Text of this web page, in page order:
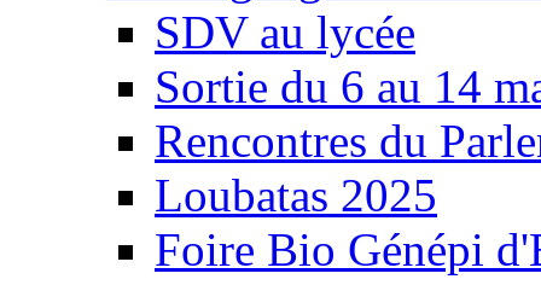
SDV au lycée
Sortie du 6 au 14
Rencontres du
Loubatas 2025
Foire Bio Génépi